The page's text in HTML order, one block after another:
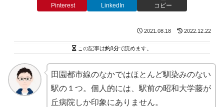
Pinterest LinkedIn コピー
2021.08.18 2022.12.22
この記事は約1分で読めます。
田園都市線のなかではほとんど馴染みのない
駅の１つ。個人的には、駅前の昭和大学藤が
丘病院しか印象にありません。